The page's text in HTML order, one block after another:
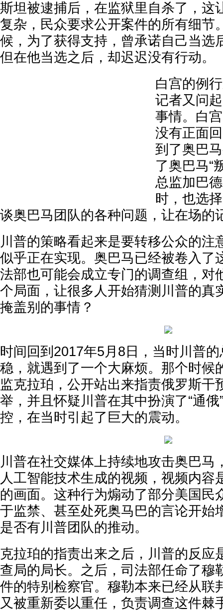
斯坦被逮捕后，在监狱里自杀了，这
复杂，民众要求公开案件的所有细节
候，为了获得支持，曾承诺自己当选
但在他当选之后，却迟迟没有行动。
白宫的例
记者又问
事情。白
没有正面
到了奥巴
了奥巴马“
总监加巴
时，也选
谈奥巴马团队的各种问题，让在场的
川普的策略看起来是要转移公众的注
似乎正在实现。奥巴马已经被卷入了
法部也可能会成立专门的调查组，对
个局面，让很多人开始猜测川普的真
掩盖别的事情？
时间回到2017年5月8日，当时川普
稳，就遇到了一个大麻烦。那个时候
监克拉珀，公开站出来指责俄罗斯干
举，并且怀疑川普在其中扮演了“通
控，在当时引起了巨大的震动。
川普在社交媒体上持续地攻击奥巴马
人工智能技术生成的视频，视频内容
的画面。这种行为煽动了部分美国民
于监禁、甚至处死奥马巴的言论开始
是否有川普团队的推动。
克拉珀的指责出来之后，川普的反应
查局的局长。之后，司法部任命了穆
件的特别检察官。穆勒本来已经从联
又被重新委以重任，负责调查这件棘